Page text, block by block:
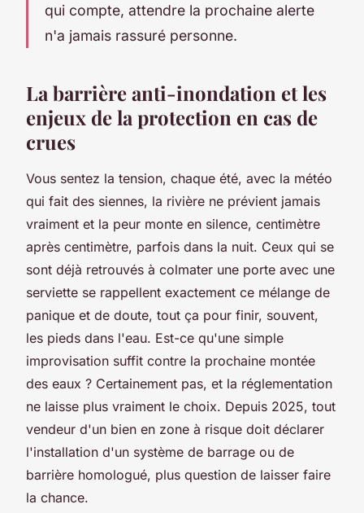
qui compte, attendre la prochaine alerte
n'a jamais rassuré personne.
La barrière anti-inondation et les
enjeux de la protection en cas de
crues
Vous sentez la tension, chaque été, avec la météo
qui fait des siennes, la rivière ne prévient jamais
vraiment et la peur monte en silence, centimètre
après centimètre, parfois dans la nuit. Ceux qui se
sont déjà retrouvés à colmater une porte avec une
serviette se rappellent exactement ce mélange de
panique et de doute, tout ça pour finir, souvent,
les pieds dans l'eau. Est-ce qu'une simple
improvisation suffit contre la prochaine montée
des eaux ? Certainement pas, et la réglementation
ne laisse plus vraiment le choix. Depuis 2025, tout
vendeur d'un bien en zone à risque doit déclarer
l'installation d'un système de barrage ou de
barrière homologué, plus question de laisser faire
la chance.